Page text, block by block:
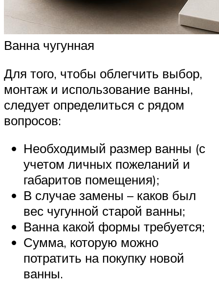
Ванна чугунная
Для того, чтобы облегчить выбор,
монтаж и использование ванны,
следует определиться с рядом
вопросов:
Необходимый размер ванны (с
учетом личных пожеланий и
габаритов помещения);
В случае замены – каков был
вес чугунной старой ванны;
Ванна какой формы требуется;
Сумма, которую можно
потратить на покупку новой
ванны.